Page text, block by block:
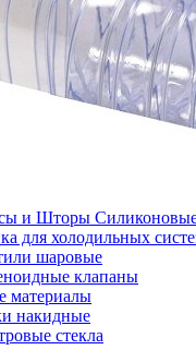
и Шторы Силиконовые
для холодильных
шаровые
клапаны
материалы
накидные
стекла